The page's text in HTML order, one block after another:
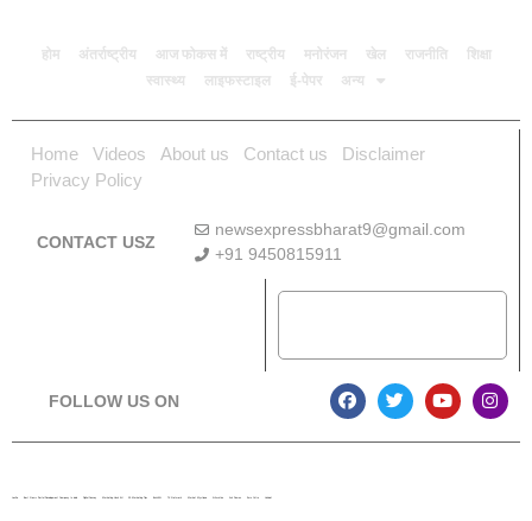
होम अंतर्राष्ट्रीय आज फोकस में राष्ट्रीय मनोरंजन खेल राजनीति
शिक्षा
स्वास्थ्य
लाइफस्टाइल ई-पेपर अन्य
Home Videos About us Contact us
Disclaimer
Privacy Policy
CONTACT USZ
newsexpressbharat9@gmail.com
+91 9450815911
FOLLOW US ON